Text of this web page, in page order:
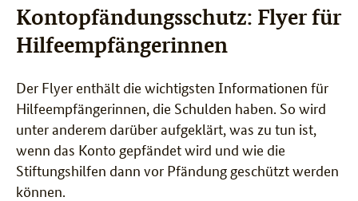
Kontopfändungsschutz: Flyer für
Hilfeempfängerinnen
Der Flyer enthält die wichtigsten Informationen für
Hilfeempfängerinnen, die Schulden haben. So wird
unter anderem darüber aufgeklärt, was zu tun ist,
wenn das Konto gepfändet wird und wie die
Stiftungshilfen dann vor Pfändung geschützt werden
können.